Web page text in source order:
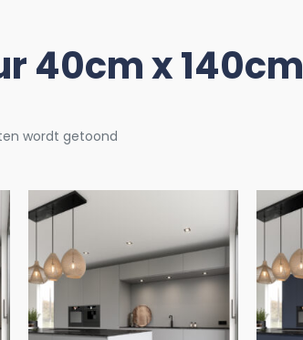
40cm x 140cm
wordt getoond